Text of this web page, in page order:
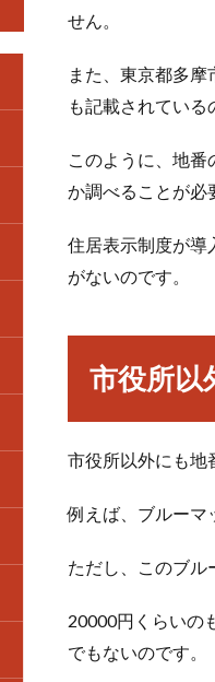
せん。
また、東京都多
も記載されている
このように、地番
か調べることが必
住居表示制度が導
がないのです。
市役所以
市役所以外にも地
例えば、ブルーマ
ただし、このブル
20000円くらいの
でもないのです。